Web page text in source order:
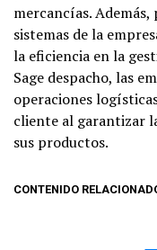
mercancías.
sistemas de la
la eficiencia en la
Sage despacho, las
operaciones
cliente al garantizar
sus productos.
CONTENIDO